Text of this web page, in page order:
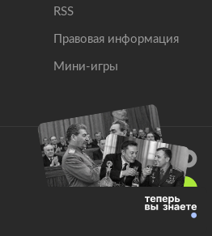
RSS
Правовая информация
Мини-игры
Все права защищены.